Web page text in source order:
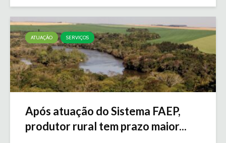
ATUAÇÃO SERVIÇOS
Após atuação do Sistema FAEP,
produtor rural tem prazo maior...